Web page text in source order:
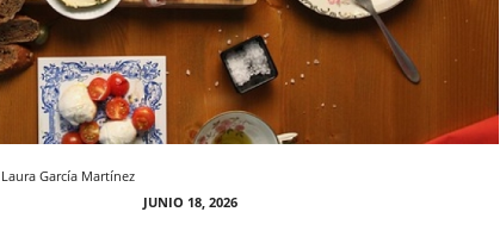
Laura García Martínez
JUNIO 18, 2026